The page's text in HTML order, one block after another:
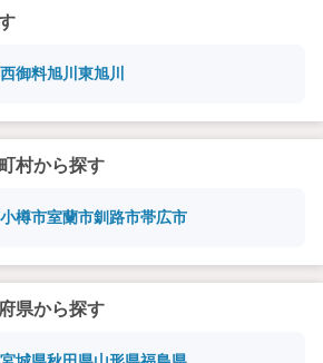
西御料旭川 東旭川
村から探す
小樽市室蘭市釧路市帯広市
県から探す